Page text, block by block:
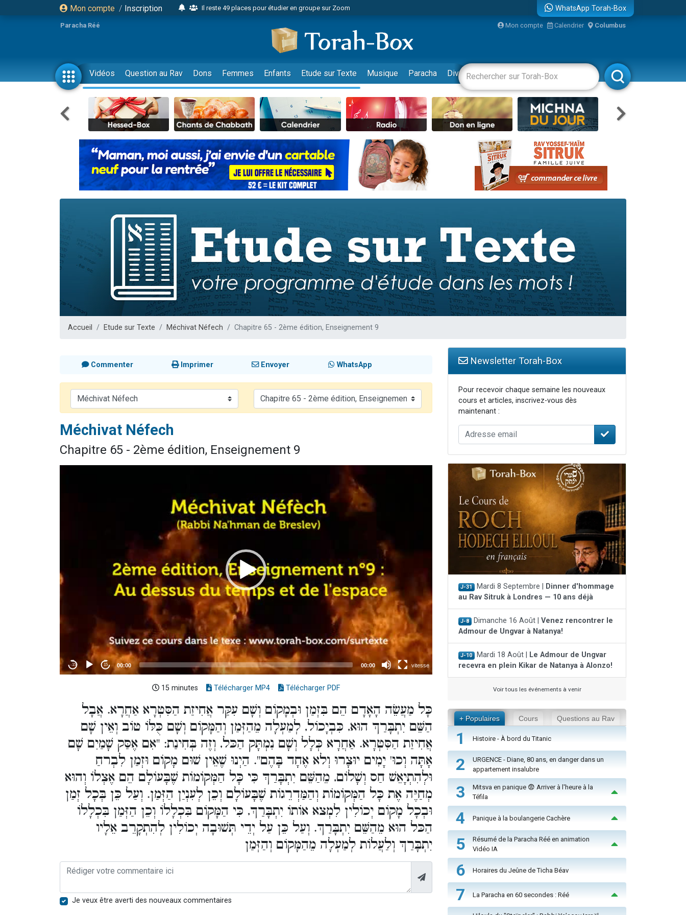
Mon compte / Inscription
Il reste 49 places pour étudier en groupe sur Zoom
2 personnes viennent de nous rejoindre sur WhatsApp
6 personnes viennent de nous rejoindre sur WhatsApp
4 personnes viennent de faire un don pour Reloger Rivka, 6 enfants, victime de violences...
2 personnes viennent de faire un don pour 1 Journée de Vacances Pour les Enfants
17 personnes viennent de demander une bénédiction
4 personnes viennent de nous rejoindre sur WhatsApp
Il reste 49 places pour étudier en groupe sur Zoom
Eva vient de donner son Maasser
4 personnes viennent de nous rejoindre sur WhatsApp
3 personnes viennent de nous rejoindre sur WhatsApp
Odaya vient de donner son Maasser
13 personnes viennent de demander une bénédiction
30 personnes viennent de faire un don pour Sauvez la jambe de Yohan
Il reste 49 places pour étudier en groupe sur Zoom
12 nouvelles musiques dans Torah-Box Music
29 personnes viennent de demander une bénédiction
WhatsApp Torah-Box
Paracha Réé Mon compte Calendrier Columbus
Vidéos Question au Rav Dons Femmes Enfants Etude sur Texte Musique Paracha Divertissements Livres Rabbanim
Accueil Etude sur Texte Méchivat Néfech Chapitre 65 - 2ème édition, Enseignement 9
Commenter Imprimer Envoyer WhatsApp
Méchivat Néfech
Chapitre 65 - 2ème édition, Enseignement 9
15 minutes Télécharger MP4 Télécharger PDF
כָּל מַעֲשֵׂה הָאָדָם הֵם בִּזְמַן וּבְמָקוֹם וְשָׁם עִקַּר אֲחִיזַת הַסִּטְרָא אַחֲרָא. אֲבָל
הַשֵּׁם יִתְבָּרַךְ הוּא, כִּבְיָכוֹל, לְמַעְלָה מֵהַזְּמַן וְהַמָּקוֹם וְשָׁם כֻּלּוֹ טוֹב וְאֵין שָׁם
אֲחִיזַת הַסִּטְרָא. אַחֲרָא כְּלָל וְשָׁם נִמְתָּק הַכּל, וְזֶה בְּחִינַת: "אִם אֶסַּק שָׁמַיִם שָׁם
אָתָּה וְכוּ' יָמִים יוּצָרוּ וְלא אֶחָד בָּהֶם". הַיְנוּ שֶׁאֵין שׁוּם מָקוֹם וּזְמַן לִבְרחַ
וּלְהִתְיָאֵשׁ חַס וְשָׁלוֹם, מֵהַשֵּׁם יִתְבָּרַךְ כִּי כָּל הַמְּקוֹמוֹת שֶׁבָּעוֹלָם הֵם אֶצְלוֹ וְהוּא
מְחַיֶּה אֶת כָּל הַמְּקוֹמוֹת וְהַמַּדְרֵגוֹת שֶׁבָּעוֹלָם וְכֵן לְעִנְיַן הַזְּמַן. וְעַל כֵּן בְּכָל זְמַן
וּבְכָל מָקוֹם יְכוֹלִין לִמְצא אוֹתוֹ יִתְבָּרַךְ, כִּי הַמָּקוֹם בִּכְלָלוֹ וְכֵן הַזְּמַן בִּכְלָלוֹ
הַכּל הוּא מֵהַשֵּׁם יִתְבָּרַךְ. וְעַל כֵּן עַל יְדֵי תְּשׁוּבָה יְכוֹלִין לְהִתְקָרֵב אֵלָיו
יִתְבָּרַךְ וְלַעֲלוֹת לְמַעְלָה מֵהַמָּקוֹם וְהַזְּמַן
Je veux être averti des nouveaux commentaires
Newsletter Torah-Box
Pour recevoir chaque semaine les nouveaux
cours et articles, inscrivez-vous dès
maintenant :
J-31 Mardi 8 Septembre |
Dinner d'hommage
au Rav Sitruk à Londres — 10 ans déjà
J-8 Dimanche 16 Août | Venez rencontrer le
Admour de Ungvar à Natanya!
J-10 Mardi 18 Août |
Le Admour de Ungvar
recevra en plein Kikar de Natanya à Alonzo!
Voir tous les événements à venir
+ Populaires Cours Questions au Rav
1 Histoire - À bord du Titanic
2
URGENCE - Diane, 80 ans, en danger dans un
appartement insalubre
3
Mitsva en panique 😨 Arriver à l'heure à la
Téfila
4 Panique à la boulangerie Cachère
5
Résumé de la Paracha Réé en animation
Vidéo IA
6 Horaires du Jeûne de Ticha Béav
7 La Paracha en 60 secondes : Réé